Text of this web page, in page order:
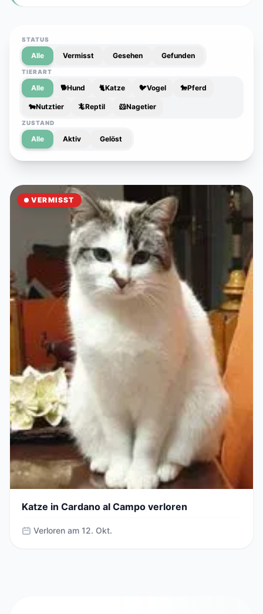
STATUS
Alle Vermisst Gesehen Gefunden
TIERART
Alle 🐕Hund 🐈Katze 🐦Vogel 🐎Pferd
🐄Nutztier 🦎Reptil 🐹Nagetier
ZUSTAND
Alle Aktiv Gelöst
VERMISST
Katze in Cardano al Campo verloren
Verloren am 12. Okt.